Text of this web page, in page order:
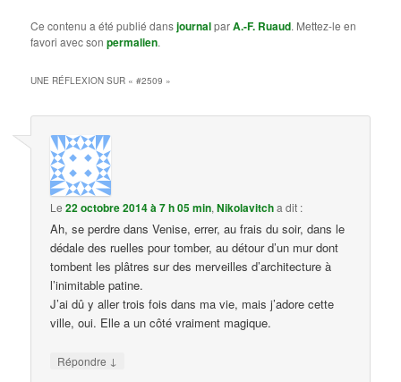
Ce contenu a été publié dansjournalparA.-F. Ruaud. Mettez-le en
favori avec sonpermalien.
UNE RÉFLEXION SUR «#2509 »
Le22 octobre 2014 à 7 h 05 min,Nikolavitcha dit :
Ah, se perdre dans Venise, errer, au frais du soir, dans le
dédale des ruelles pour tomber, au détour d’un mur dont
tombent les plâtres sur des merveilles d’architecture à
l’inimitable patine.
J’ai dû y aller trois fois dans ma vie, mais j’adore cette
ville, oui. Elle a un côté vraiment magique.
Répondre ↓